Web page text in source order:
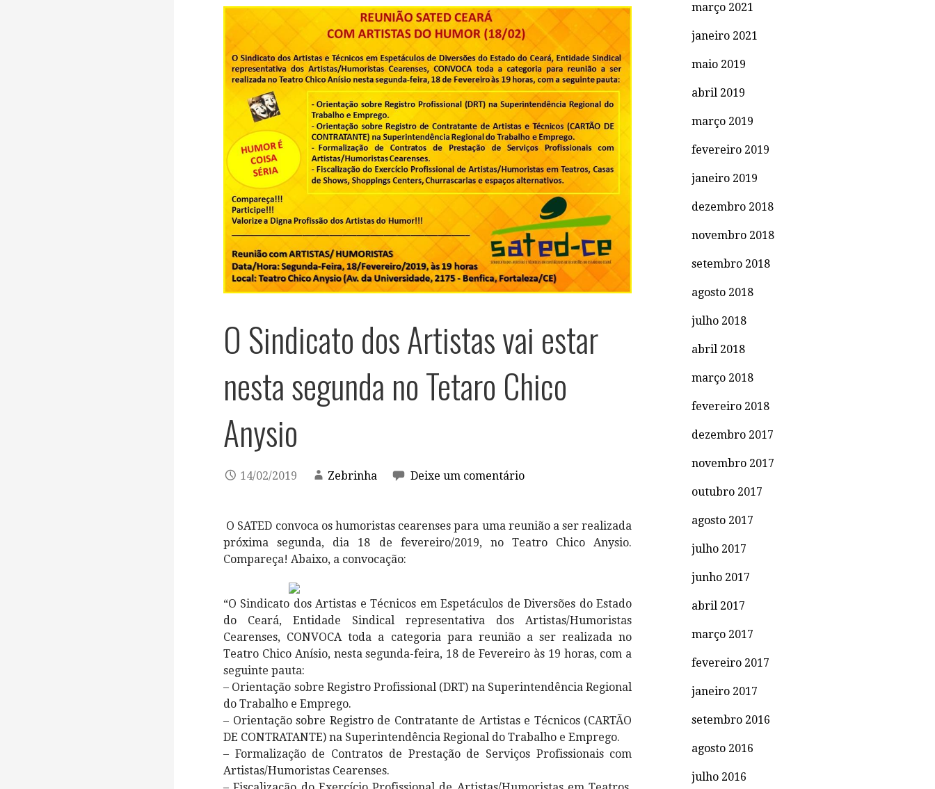
O Sindicato dos Artistas vai estar
nesta segunda no Tetaro Chico
Anysio
14/02/2019 Zebrinha Deixe um comentário
O SATED convoca os humoristas cearenses para uma reunião a ser realizada
próxima segunda, dia 18 de fevereiro/2019, no Teatro Chico Anysio.
Compareça! Abaixo, a convocação:
“O Sindicato dos Artistas e Técnicos em Espetáculos de Diversões do Estado
do Ceará, Entidade Sindical representativa dos Artistas/Humoristas
Cearenses, CONVOCA toda a categoria para reunião a ser realizada no
Teatro Chico Anísio, nesta segunda-feira, 18 de Fevereiro às 19 horas, com a
seguinte pauta:
– Orientação sobre Registro Profissional (DRT) na Superintendência Regional
do Trabalho e Emprego.
– Orientação sobre Registro de Contratante de Artistas e Técnicos (CARTÃO
DE CONTRATANTE) na Superintendência Regional do Trabalho e Emprego.
– Formalização de Contratos de Prestação de Serviços Profissionais com
Artistas/Humoristas Cearenses.
março 2021
janeiro 2021
maio 2019
abril 2019
março 2019
fevereiro 2019
janeiro 2019
dezembro 2018
novembro 2018
setembro 2018
agosto 2018
julho 2018
abril 2018
março 2018
fevereiro 2018
dezembro 2017
novembro 2017
outubro 2017
agosto 2017
julho 2017
junho 2017
abril 2017
março 2017
fevereiro 2017
janeiro 2017
setembro 2016
agosto 2016
julho 2016